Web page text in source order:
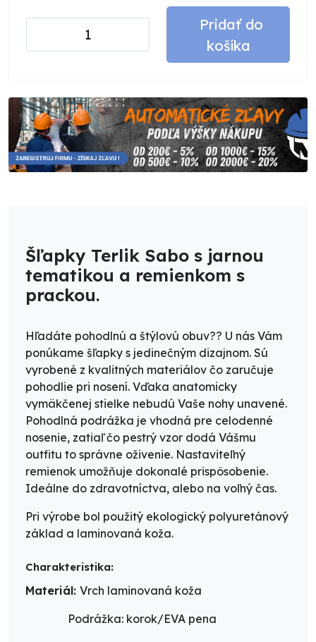
Pridať do
košíka
Šľapky Terlik Sabo s jarnou
tematikou a remienkom s
prackou.
Hľadáte pohodlnú a štýlovú obuv?? U nás Vám
ponúkame šľapky s jedinečným dizajnom. Sú
vyrobené z kvalitných materiálov čo zaručuje
pohodlie pri nosení. Vďaka anatomicky
vymäkčenej stielke nebudú Vaše nohy unavené.
Pohodlná podrážka je vhodná pre celodenné
nosenie, zatiaľ čo pestrý vzor dodá Vášmu
outfitu to správne oživenie. Nastaviteľný
remienok umožňuje dokonalé prispôsobenie.
Ideálne do zdravotníctva, alebo na voľný čas.
Pri výrobe bol použitý ekologický polyuretánový
základ a laminovaná koža.
Charakteristika:
Materiál: Vrch laminovaná koža
Podrážka: korok/EVA pena